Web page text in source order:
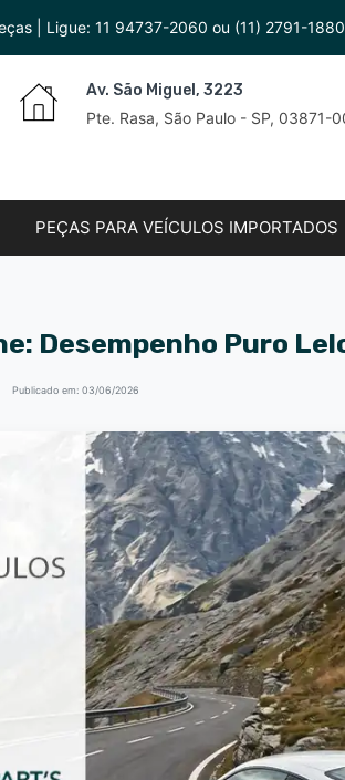
| Ligue: 11 94737-2060 ou (11) 2791-1880
Av. São Miguel, 3223
Pte. Rasa, São Paulo - SP, 03871-
PEÇAS PARA VEÍCULOS IMPORTADOS
Desempenho Puro
Publicado em: 03/06/2026